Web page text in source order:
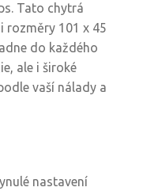
Tato chytrá
rozměry 101 x 45
do každého
ale i široké
vaší nálady a
nastavení